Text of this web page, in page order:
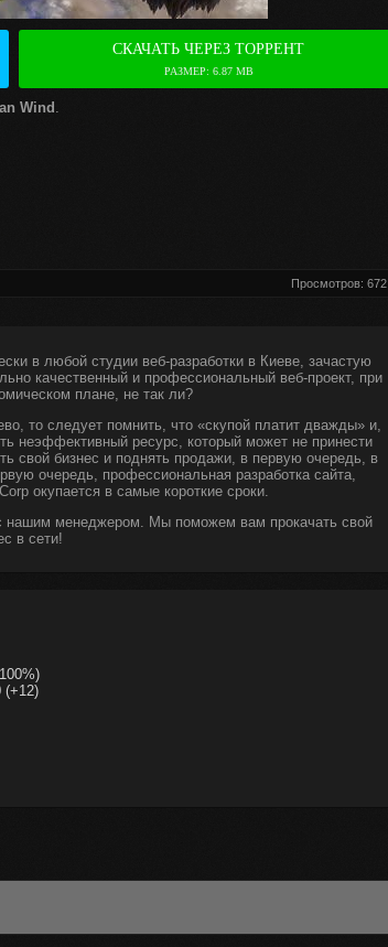
СКАЧАТЬ ЧЕРЕЗ ТОРРЕНТ
РАЗМЕР: 6.87 MB
Wind.
Просмотров: 672
в любой студии веб-разработки в Киеве, зачастую
качественный и профессиональный веб-проект, при
плане, не так ли?
то следует помнить, что «скупой платит дважды» и,
неэффективный ресурс, который может не принести
свой бизнес и поднять продажи, в первую очередь, в
очередь, профессиональная разработка сайта,
окупается в самые короткие сроки.
нашим менеджером. Мы поможем вам прокачать свой
в сети!
(+12)